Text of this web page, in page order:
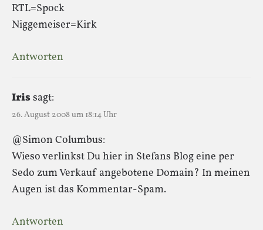
RTL=Spock
Niggemeiser=Kirk
Antworten
Irissagt:
26. August 2008 um 18:14 Uhr
@Simon Columbus:
Wieso verlinkst Du hier in Stefans Blog eine per
Sedo zum Verkauf angebotene Domain? In meinen
Augen ist das Kommentar-Spam.
Antworten